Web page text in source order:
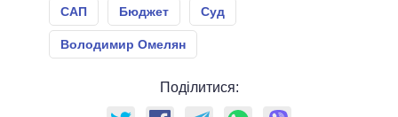
САП Бюджет Суд
Володимир Омелян
Поділитися: